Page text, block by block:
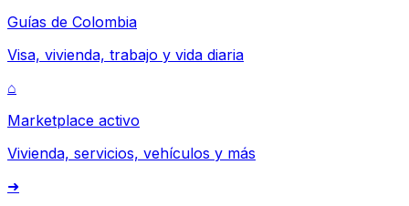
Guías de Colombia
Visa, vivienda, trabajo y vida diaria
⌂
Marketplace activo
Vivienda, servicios, vehículos y más
➜